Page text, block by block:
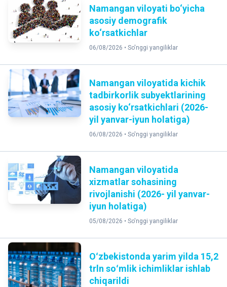
Namangan viloyati bo‘yicha
asosiy demografik
ko‘rsatkichlar
06/08/2026 • So'nggi yangiliklar
Namangan viloyatida kichik
tadbirkorlik subyektlarining
asosiy ko‘rsatkichlari (2026-
yil yanvar-iyun holatiga)
06/08/2026 • So'nggi yangiliklar
Namangan viloyatida
xizmatlar sohasining
rivojlanishi (2026- yil yanvar-
iyun holatiga)
05/08/2026 • So'nggi yangiliklar
Oʻzbekistonda yarim yilda 15,2
trln soʻmlik ichimliklar ishlab
chiqarildi